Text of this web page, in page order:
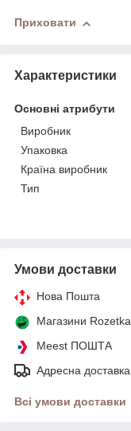
Приховати
Характеристики
Основні атрибути
Виробник
Упаковка
Країна виробник
Тип
Умови доставки
Нова Пошта
Магазини Rozetka
Meest ПОШТА
Адресна доставка
Всі умови доставки